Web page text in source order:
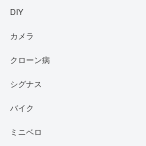
DIY
カメラ
クローン病
シグナス
バイク
ミニベロ